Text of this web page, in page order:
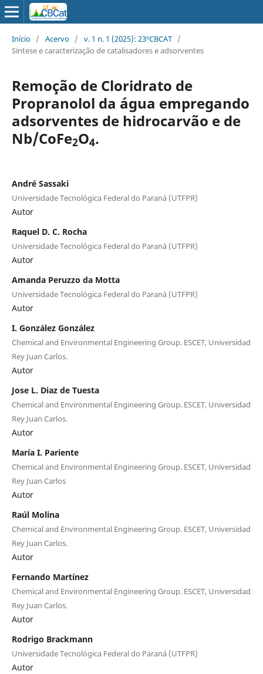
Início / Acervo / v. 1 n. 1 (2025): 23ºCBCAT /
Síntese e caracterização de catalisadores e adsorventes
Remoção de Cloridrato de
Propranolol da água empregando
adsorventes de hidrocarvão e de
Nb/CoFe2O4.
André Sassaki
Universidade Tecnológica Federal do Paraná (UTFPR)
Autor
Raquel D. C. Rocha
Universidade Tecnológica Federal do Paraná (UTFPR)
Autor
Amanda Peruzzo da Motta
Universidade Tecnológica Federal do Paraná (UTFPR)
Autor
I. González González
Chemical and Environmental Engineering Group. ESCET, Universidad
Rey Juan Carlos.
Autor
Jose L. Diaz de Tuesta
Chemical and Environmental Engineering Group. ESCET, Universidad
Rey Juan Carlos.
Autor
María I. Pariente
Chemical and Environmental Engineering Group. ESCET, Universidad
Rey Juan Carlos
Autor
Raúl Molina
Chemical and Environmental Engineering Group. ESCET, Universidad
Rey Juan Carlos.
Autor
Fernando Martínez
Chemical and Environmental Engineering Group. ESCET, Universidad
Rey Juan Carlos.
Autor
Rodrigo Brackmann
Universidade Tecnológica Federal do Paraná (UTFPR)
Autor